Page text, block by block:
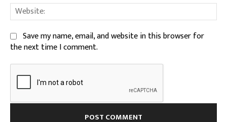
Save my name, email, and website in this browser for
the next time I comment.